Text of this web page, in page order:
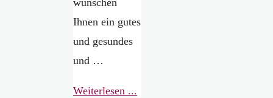
Ihnen ein gutes
und gesundes
und …
Weiterlesen ...